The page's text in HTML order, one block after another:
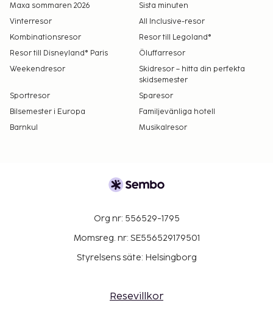
Maxa sommaren 2026
Sista minuten
Vinterresor
All Inclusive-resor
Kombinationsresor
Resor till Legoland®
Resor till Disneyland® Paris
Öluffarresor
Weekendresor
Skidresor – hitta din perfekta
skidsemester
Sportresor
Sparesor
Bilsemester i Europa
Familjevänliga hotell
Barnkul
Musikalresor
Org nr: 556529-1795
Momsreg. nr: SE556529179501
Styrelsens säte: Helsingborg
Resevillkor